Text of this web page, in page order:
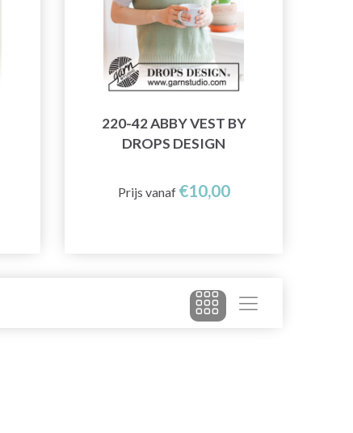
220-42 ABBY VEST BY
DROPS DESIGN
Prijs vanaf €10,00